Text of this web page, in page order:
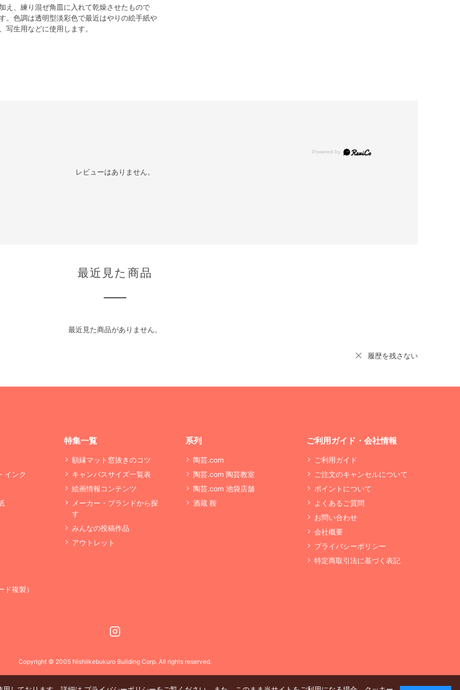
え、練り混ぜ角皿に入れて乾燥させたもので
。色調は透明型淡彩色で最近はやりの絵手紙や
生用などに使用します。
レビューはありません。
最近見た商品
最近見た商品がありません。
履歴を残さない
インク
複製）
特集一覧
額縁マット窓抜きのコツ
キャンバスサイズ一覧表
絵画情報コンテンツ
メーカー・ブランドから探
す
みんなの投稿作品
アウトレット
系列
陶芸.com
陶芸.com 陶芸教室
陶芸.com 池袋店舗
酒蔵 鞍
ご利用ガイド・会社情報
ご利用ガイド
ご注文のキャンセルについて
ポイントについて
よくあるご質問
お問い合わせ
会社概要
プライバシーポリシー
特定商取引法に基づく表記
Copyright © 2005 Nishiikebukuro Building Corp. All rights reserved.